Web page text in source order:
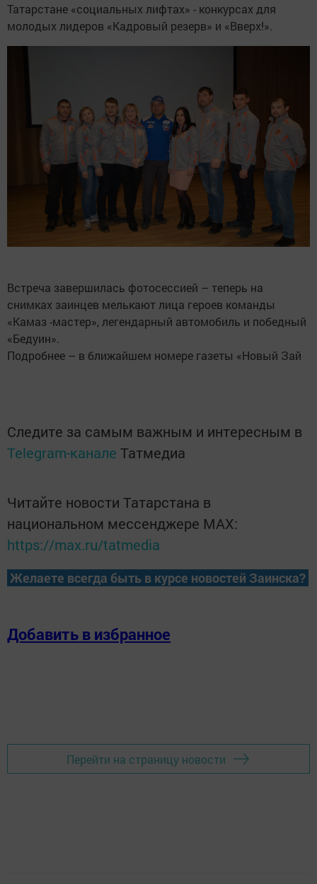
Татарстане «социальных лифтах» - конкурсах для
молодых лидеров «Кадровый резерв» и «Вверх!».
Встреча завершилась фотосессией – теперь на
снимках заинцев мелькают лица героев команды
«Камаз -мастер», легендарный автомобиль и победный
«Бедуин».
Подробнее – в ближайшем номере газеты «Новый Зай
Следите за самым важным и интересным в
Telegram-канале Татмедиа
Читайте новости Татарстана в
национальном мессенджере MАХ:
https://max.ru/tatmedia
Желаете всегда быть в курсе новостей Заинска?
Добавить в избранное
Перейти на страницу новости